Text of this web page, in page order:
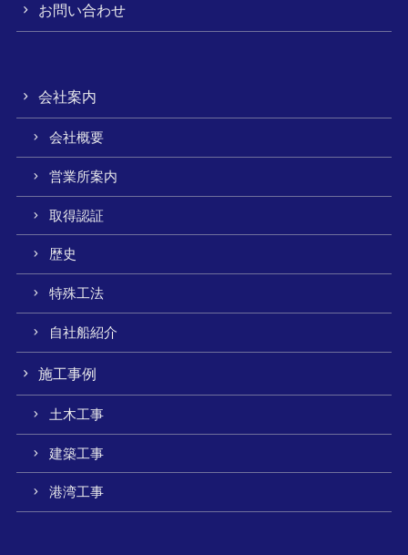
お問い合わせ
会社案内
会社概要
営業所案内
取得認証
歴史
特殊工法
自社船紹介
施工事例
土木工事
建築工事
港湾工事